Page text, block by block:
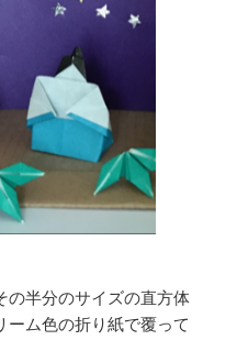
の半分のサイズの直方体
ーム色の折り紙で覆って